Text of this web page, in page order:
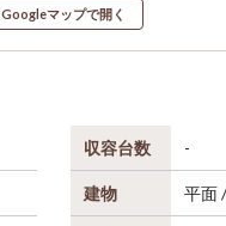
Googleマップで開く
収容台数 -
建物 平面